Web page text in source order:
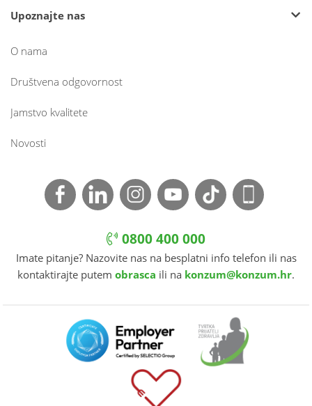
Upoznajte nas
O nama
Društvena odgovornost
Jamstvo kvalitete
Novosti
0800 400 000
Imate pitanje? Nazovite nas na besplatni info telefon ili nas
kontaktirajte putem obrasca ili na konzum@konzum.hr.